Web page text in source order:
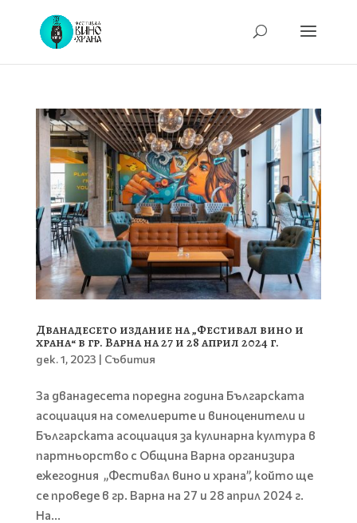
Дванадесето издание на „Фестивал вино и
храна“ в гр. Варна на 27 и 28 април 2024 г.
дек. 1, 2023 | Събития
За дванадесета поредна година Българската
асоциaция на сомелиерите и виноценители и
Българската асоциация за кулинарна култура в
партньорство с Община Варна организира
ежегодния „Фестивал вино и храна”, който ще
се проведе в гр. Варна на 27 и 28 април 2024 г.
На...